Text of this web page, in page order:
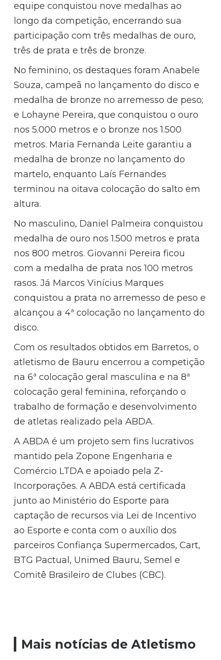
equipe conquistou nove medalhas ao
longo da competição, encerrando sua
participação com três medalhas de ouro,
três de prata e três de bronze.
No feminino, os destaques foram Anabele
Souza, campeã no lançamento do disco e
medalha de bronze no arremesso de peso;
e Lohayne Pereira, que conquistou o ouro
nos 5.000 metros e o bronze nos 1.500
metros. Maria Fernanda Leite garantiu a
medalha de bronze no lançamento do
martelo, enquanto Laís Fernandes
terminou na oitava colocação do salto em
altura.
No masculino, Daniel Palmeira conquistou
medalha de ouro nos 1.500 metros e prata
nos 800 metros. Giovanni Pereira ficou
com a medalha de prata nos 100 metros
rasos. Já Marcos Vinícius Marques
conquistou a prata no arremesso de peso e
alcançou a 4ª colocação no lançamento do
disco.
Com os resultados obtidos em Barretos, o
atletismo de Bauru encerrou a competição
na 6ª colocação geral masculina e na 8ª
colocação geral feminina, reforçando o
trabalho de formação e desenvolvimento
de atletas realizado pela ABDA.
A ABDA é um projeto sem fins lucrativos
mantido pela Zopone Engenharia e
Comércio LTDA e apoiado pela Z-
Incorporações. A ABDA está certificada
junto ao Ministério do Esporte para
captação de recursos via Lei de Incentivo
ao Esporte e conta com o auxílio dos
parceiros Confiança Supermercados, Cart,
BTG Pactual, Unimed Bauru, Semel e
Comitê Brasileiro de Clubes (CBC).
Mais notícias de Atletismo